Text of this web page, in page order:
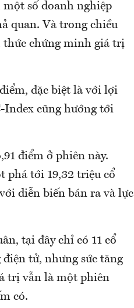
số doanh nghiệp
quan. Và trong chiều
thức chứng minh giá trị
đặc biệt là với lợi
Index cũng hướng tới
điểm ở phiên này.
phá tới 19,32 triệu cổ
diễn biến bán ra và lực
tại đây chỉ có 11 cổ
tử, nhưng sức tăng
trị vẫn là một phiên
có.